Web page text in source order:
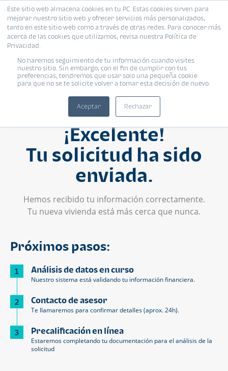
Este sitio web almacena cookies en tu PC. Estas cookies sirven para
mejorar nuestro sitio web y ofrecer servicios más personalizados,
tanto en este sitio web como a través de otras redes. Para conocer más
acerca de las cookies que utilizamos, revisa nuestra Política de
Privacidad.
No haremos seguimiento de tu información cuando visites
nuestro sitio. Sin embargo, con el fin de cumplir con tus
preferencias, tendremos que usar solo una pequeña cookie
para que no se te solicite volver a tomar esta decisión de nuevo.
Aceptar Rechazar
¡Excelente!
Tu solicitud ha sido
enviada.
Hemos recibido tu información correctamente.
Tu nueva vivienda está más cerca que nunca.
Próximos pasos:
1 Análisis de datos en curso
Nuestro sistema está validando tu información financiera.
2 Contacto de asesor
Te llamaremos para confirmar detalles (aprox. 24h).
3 Precalificación en línea
Estaremos completando tu documentación para el análisis de la
solicitud